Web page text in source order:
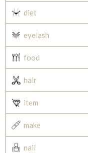
diet
eyelash
food
hair
item
make
nail